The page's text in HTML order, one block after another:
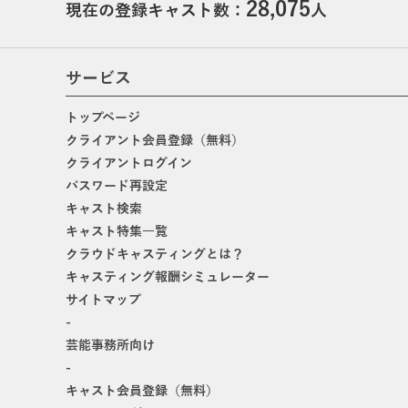
現在の登録キャスト数： 28,075人
サービス
トップページ
クライアント会員登録（無料）
クライアントログイン
パスワード再設定
キャスト検索
キャスト特集一覧
クラウドキャスティングとは？
キャスティング報酬シミュレーター
サイトマップ
-
芸能事務所向け
-
キャスト会員登録（無料）